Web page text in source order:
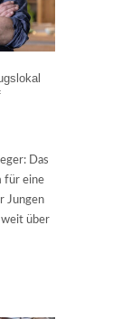
Das
für eine
Jungen
über